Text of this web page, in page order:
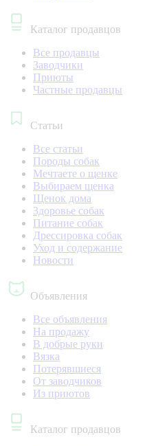
Каталог продавцов
Все продавцы
Заводчики
Приюты
Частные продавцы
Статьи
Все статьи
Породы собак
Мечтаете о щенке
Выбираем щенка
Щенок дома
Здоровье собак
Питание собак
Дрессировка собак
Уход и содержание
Новости
Объявления
Все объявления
На продажу
В добрые руки
Вязка
Потерявшиеся
От заводчиков
Из приютов
Каталог продавцов